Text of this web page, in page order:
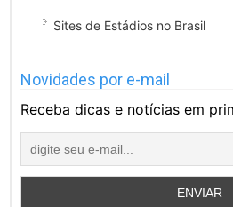
Sites de Estádios no Brasil
Novidades por e-mail
Receba dicas e notícias em